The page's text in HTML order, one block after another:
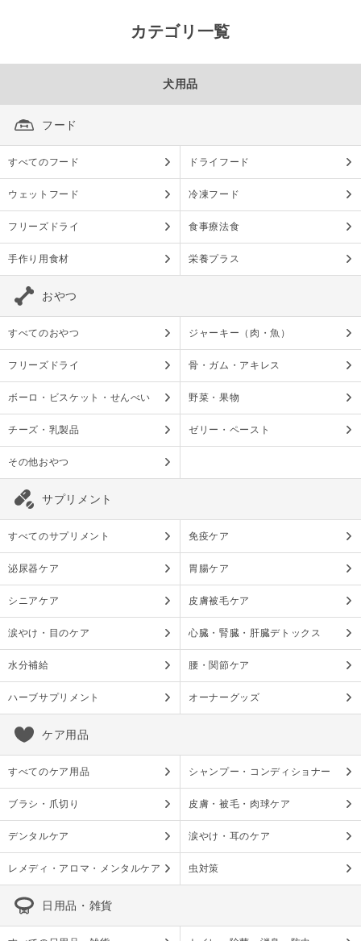
カテゴリ一覧
犬用品
フード
すべてのフード ドライフード
ウェットフード 冷凍フード
フリーズドライ 食事療法食
手作り用食材 栄養プラス
おやつ
すべてのおやつ ジャーキー（肉・魚）
フリーズドライ 骨・ガム・アキレス
ボーロ・ビスケット・せんべい 野菜・果物
チーズ・乳製品 ゼリー・ペースト
その他おやつ
サプリメント
すべてのサプリメント 免疫ケア
泌尿器ケア 胃腸ケア
シニアケア 皮膚被毛ケア
涙やけ・目のケア 心臓・腎臓・肝臓デトックス
水分補給 腰・関節ケア
ハーブサプリメント オーナーグッズ
ケア用品
すべてのケア用品 シャンプー・コンディショナー
ブラシ・爪切り 皮膚・被毛・肉球ケア
デンタルケア 涙やけ・耳のケア
レメディ・アロマ・メンタルケア 虫対策
日用品・雑貨